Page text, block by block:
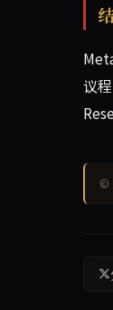
议
©